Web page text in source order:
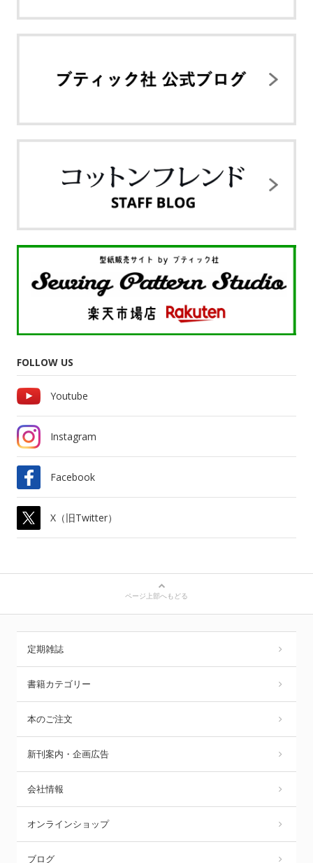
FOLLOW US
Youtube
Instagram
Facebook
X（旧Twitter）
ページ上部へもどる
定期雑誌
書籍カテゴリー
本のご注文
新刊案内・企画広告
会社情報
オンラインショップ
ブログ